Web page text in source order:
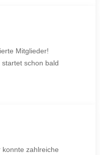
Mitglieder!
schon bald
zahlreiche